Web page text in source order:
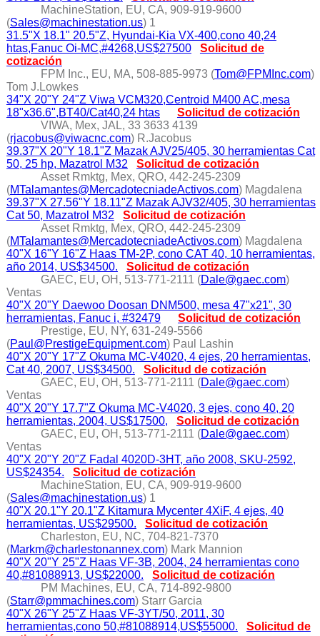
MachineStation, EU, CA, 909-919-9600
(Sales@machinestation.us) 1
31.5"X 18.1" 20.5"Z, Hyundai-Kia VX-400,cono 40,24
htas,Fanuc Oi-MC,#4268,US$27500
Solicitud de
cotización
FPM Inc., EU, MA, 508-885-9973 (Tom@FPMInc.com)
Tom J.Lowkes
34"X 20"Y 24"Z Viwa VCM320,Centroid M400 AC,mesa
18"x36.6",BT40/Cat40,24 htas
Solicitud de cotización
VIWA, Mex, JAL, 33 3633 4139
(rjacobus@viwacnc.com) R.Jacobus
39.37"X 20"Y 18.1"Z Mazak AJV25/405, 30 herramientas Cat
50, 25 hp, Mazatrol M32
Solicitud de cotización
Asset Rmktg, Mex, QRO, 442-245-2309
(MTalamantes@MercadotecniadeActivos.com) Magdalena
39.37"X 27.56"Y 18.11"Z Mazak AJV32/405, 30 herramientas
Cat 50, Mazatrol M32
Solicitud de cotización
Asset Rmktg, Mex, QRO, 442-245-2309
(MTalamantes@MercadotecniadeActivos.com) Magdalena
40"X 16"Y 16"Z Haas TM-2P, cono CAT 40, 10 herramientas,
año 2014, US$34500.
Solicitud de cotización
GAEC, EU, OH, 513-771-2111 (Dale@gaec.com)
Ventas
40"X 20"Y Daewoo Doosan DNM500, mesa 47"x21", 30
herramientas, Fanuc i, #32479
Solicitud de cotización
Prestige, EU, NY, 631-249-5566
(Paul@PrestigeEquipment.com) Paul Lashin
40"X 20"Y 17"Z Okuma MC-V4020, 4 ejes, 20 herramientas,
Cat 40, 2007, US$34500.
Solicitud de cotización
GAEC, EU, OH, 513-771-2111 (Dale@gaec.com)
Ventas
40"X 20"Y 17.7"Z Okuma MC-V4020, 3 ejes, cono 40, 20
herramientas, 2004, US$17500,
Solicitud de cotización
GAEC, EU, OH, 513-771-2111 (Dale@gaec.com)
Ventas
40"X 20"Y 20"Z Fadal 4020D-3HT, año 2008, SKU-2592,
US$24354.
Solicitud de cotización
MachineStation, EU, CA, 909-919-9600
(Sales@machinestation.us) 1
40"X 20.1"Y 20.1"Z Kitamura Mycenter 4XiF, 4 ejes, 40
herramientas, US$29500.
Solicitud de cotización
Charleston, EU, NC, 704-821-7370
(Markm@charlestonannex.com) Mark Mannion
40"X 20"Y 25"Z Haas VF-3B, 2004, 24 herramientas cono
40,#81088913, US$22000.
Solicitud de cotización
PM Machines, EU, CA, 714-892-9800
(Starr@pmmachines.com) Starr Garcia
40"X 26"Y 25"Z Haas VF-3YT/50, 2011, 30
herramientas,cono 50,#81088914,US$55000.
Solicitud de